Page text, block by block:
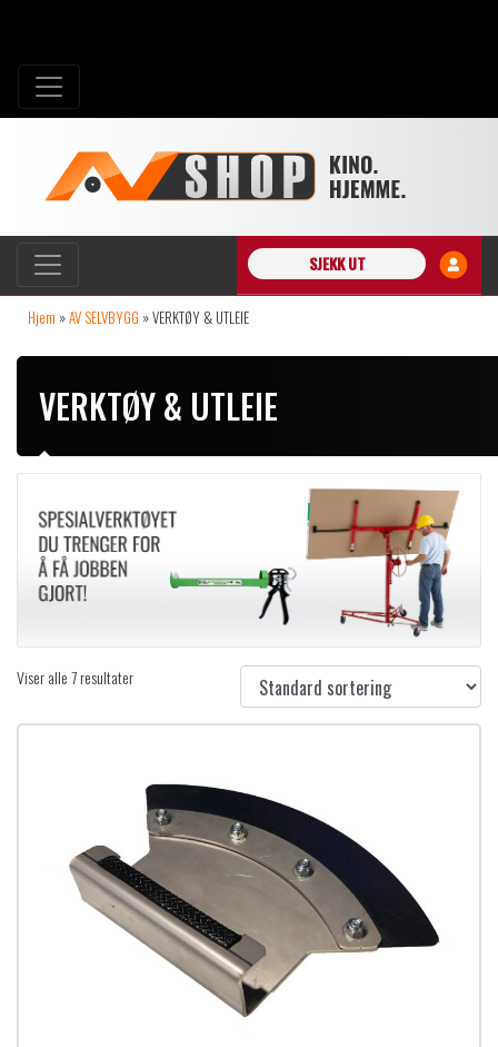
SJEKK UT
Hjem »AV SELVBYGG »VERKTØY & UTLEIE
VERKTØY & UTLEIE
Viser alle 7 resultater